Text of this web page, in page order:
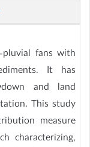
fans with
It has
and land
This study
measure
characterizing,